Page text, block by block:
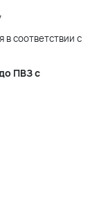
соответствии с
ПВЗ с